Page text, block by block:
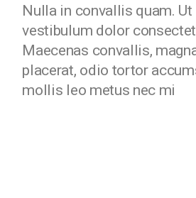
Nulla in convallis quam. Ut
vestibulum dolor
Maecenas convallis,
placerat, odio tortor
mollis leo metus nec mi